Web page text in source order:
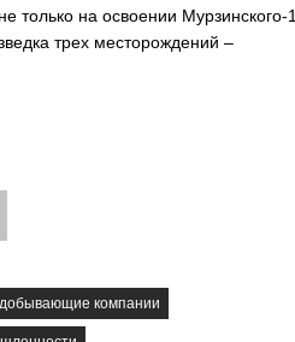
только на освоении Мурзинского-1,
трех месторождений –
компании